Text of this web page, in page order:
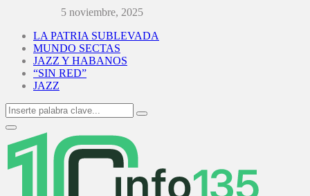
5 noviembre, 2025
LA PATRIA SUBLEVADA
MUNDO SECTAS
JAZZ Y HABANOS
“SIN RED”
JAZZ
Search
for:
Search
Primary
Menu